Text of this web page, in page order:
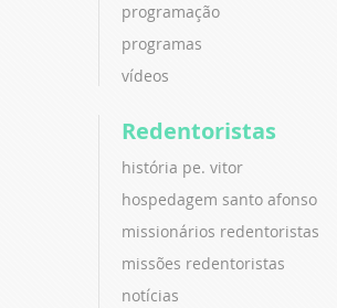
programação
programas
vídeos
Redentoristas
história pe. vitor
hospedagem santo afonso
missionários redentoristas
missões redentoristas
notícias